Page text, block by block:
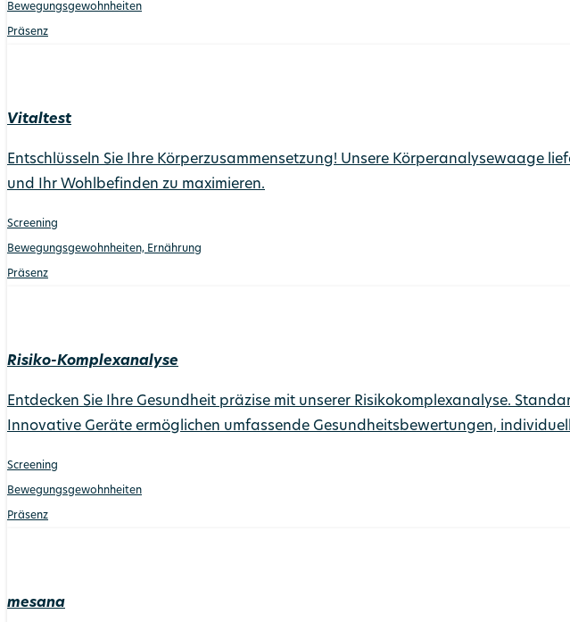
Bewegungs­gewohnheiten
Präsenz
Vitaltest
Entschlüsseln Sie Ihre Körperzusammensetzung! Unsere Körperanalysewaage
und Ihr Wohlbefinden zu maximieren.
Screening
Bewegungs­gewohnheiten, Ernährung
Präsenz
Risiko-Komplexanalyse
Entdecken Sie Ihre Gesundheit präzise mit unserer Risikokomplexanalyse.
Innovative Geräte ermöglichen umfassende Gesundheitsbewertungen,
Screening
Bewegungs­gewohnheiten
Präsenz
mesana